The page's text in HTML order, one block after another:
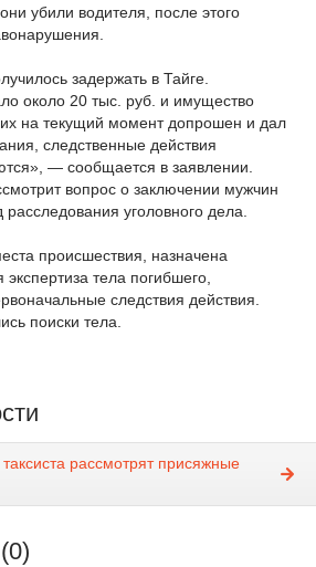
убили водителя, после этого
задержать в Тайге.
около 20 тыс. руб. и имущество
на текущий момент допрошен и дал
следственные действия
— сообщается в заявлении.
вопрос о заключении мужчин
уголовного дела.
происшествия, назначена
тела погибшего,
следствия действия.
поиски тела.
рассмотрят присяжные